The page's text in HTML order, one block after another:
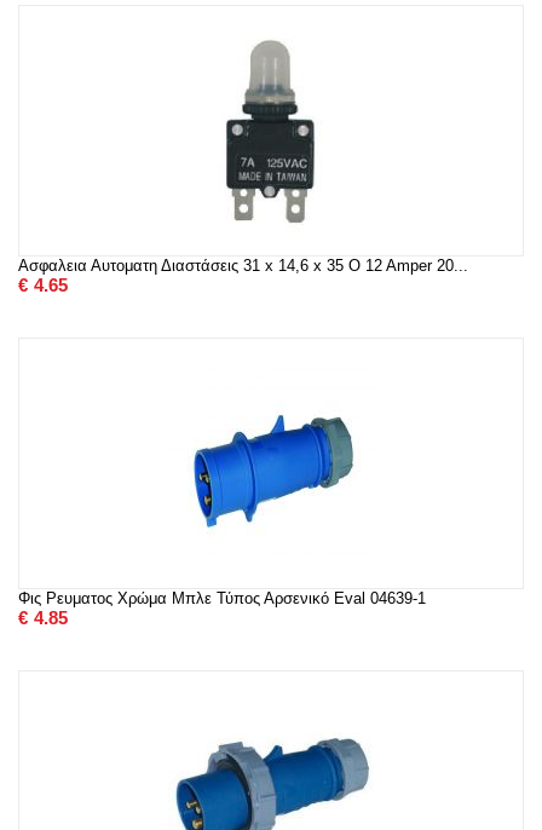
Ασφαλεια Αυτοματη Διαστάσεις 31 x 14,6 x 35 O 12 Amper 20...
€ 4.65
Φις Ρευματος Χρώμα Μπλε Τύπος Αρσενικό Eval 04639-1
€ 4.85